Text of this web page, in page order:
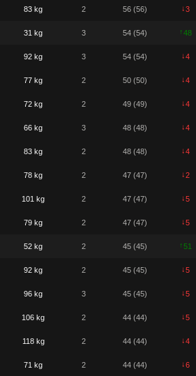
83 kg 2 56 (56) ↓3
31 kg 3 54 (54) ↑48
92 kg 3 54 (54) ↓4
77 kg 2 50 (50) ↓4
72 kg 2 49 (49) ↓4
66 kg 3 48 (48) ↓4
83 kg 2 48 (48) ↓4
78 kg 2 47 (47) ↓2
101 kg 2 47 (47) ↓5
79 kg 2 47 (47) ↓5
52 kg 2 45 (45) ↑51
92 kg 2 45 (45) ↓5
96 kg 3 45 (45) ↓5
106 kg 2 44 (44) ↓5
118 kg 2 44 (44) ↓4
71 kg 2 44 (44) ↓6